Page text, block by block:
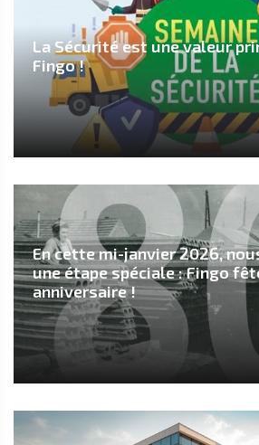
La Sécurité est une valeur
Fingo !
En cette mi-janvier 2026,
une étape spéciale : Fingo
anniversaire !